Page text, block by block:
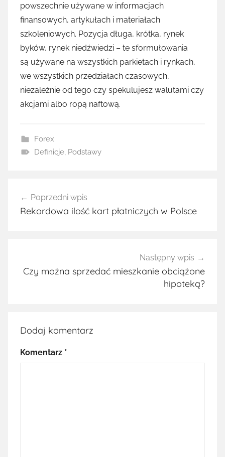
powszechnie używane w informacjach
finansowych, artykułach i materiałach
szkoleniowych. Pozycja długa, krótka, rynek
byków, rynek niedźwiedzi – te sformułowania
są używane na wszystkich parkietach i rynkach,
we wszystkich przedziałach czasowych,
niezależnie od tego czy spekulujesz walutami czy
akcjami albo ropą naftową.
Forex
Definicje, Podstawy
wpisu
Poprzedni wpis
Rekordowa ilość kart płatniczych w Polsce
Następny wpis
Czy można sprzedać mieszkanie obciążone
hipoteką?
Dodaj komentarz
Komentarz *